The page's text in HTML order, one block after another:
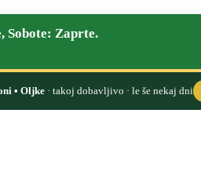
Sobote: Zaprte.
• Oljke· takoj dobavljivo · le še nekaj dni